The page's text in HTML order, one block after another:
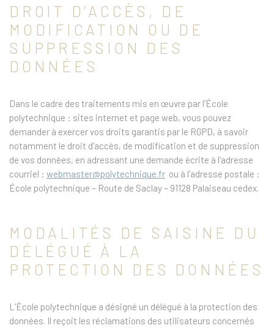
DROIT D’ACCÈS, DE
MODIFICATION OU DE
SUPPRESSION DES
DONNÉES
Dans le cadre des traitements mis en œuvre par l’École
polytechnique : sites internet et page web, vous pouvez
demander à exercer vos droits garantis par le RGPD, à savoir
notamment le droit d’accès, de modification et de suppression
de vos données, en adressant une demande écrite à l’adresse
courriel : webmaster@polytechnique.fr ou à l’adresse postale :
École polytechnique – Route de Saclay – 91128 Palaiseau cedex.
MODALITÉS DE SAISINE DU
DÉLÉGUÉ À LA
PROTECTION DES DONNÉES
L’École polytechnique a désigné un délégué à la protection des
données. Il reçoit les réclamations des utilisateurs concernés